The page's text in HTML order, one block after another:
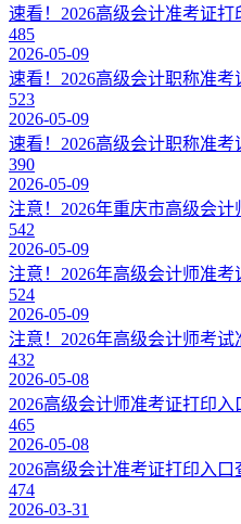
速看！2026高级会计准考证打
485
2026-05-09
速看！2026高级会计职称准
523
2026-05-09
速看！2026高级会计职称准考
390
2026-05-09
注意！2026年重庆市高级会
542
2026-05-09
注意！2026年高级会计师准
524
2026-05-09
注意！2026年高级会计师考
432
2026-05-08
2026高级会计师准考证打印
465
2026-05-08
2026高级会计准考证打印入口
474
2026-03-31